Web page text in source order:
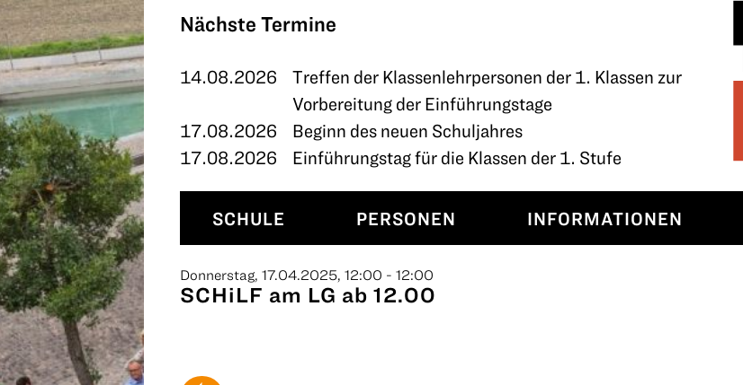
Nächste Termine
14.08.2026
Treffen der Klassenlehrpersonen der 1. Klassen zur
Vorbereitung der Einführungstage
17.08.2026
Beginn des neuen Schuljahres
17.08.2026
Einführungstag für die Klassen der 1. Stufe
SCHULE PERSONEN INFORMATIONEN
KONTAKT
Donnerstag, 17.04.2025, 12:00 - 12:00
SCHiLF am LG ab 12.00